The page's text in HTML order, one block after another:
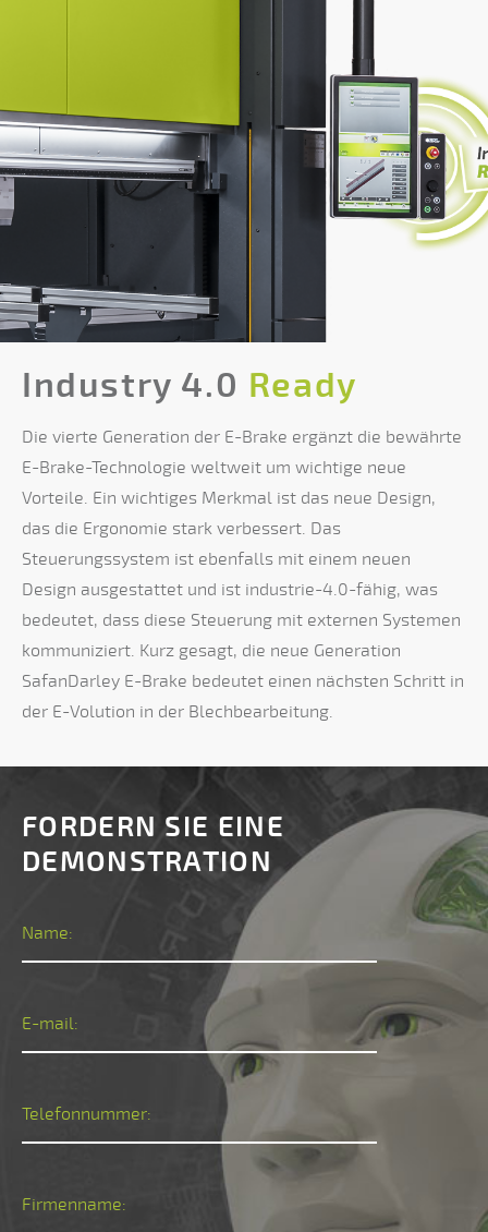
Industry 4.0 Ready
Die vierte Generation der E-Brake ergänzt die bewährte
E-Brake-Technologie weltweit um wichtige neue
Vorteile. Ein wichtiges Merkmal ist das neue Design,
das die Ergonomie stark verbessert. Das
Steuerungssystem ist ebenfalls mit einem neuen
Design ausgestattet und ist industrie-4.0-fähig, was
bedeutet, dass diese Steuerung mit externen Systemen
kommuniziert. Kurz gesagt, die neue Generation
SafanDarley E-Brake bedeutet einen nächsten Schritt in
der E-Volution in der Blechbearbeitung.
FORDERN SIE EINE
DEMONSTRATION
Name:
E-mail:
Telefonnummer:
Firmenname: